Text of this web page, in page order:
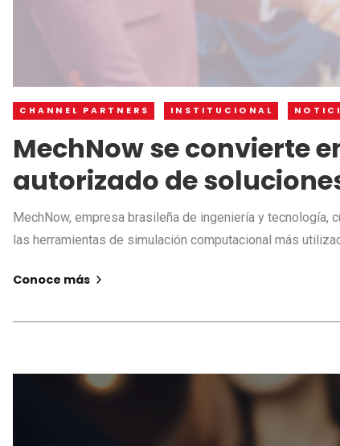
CHANNEL PARTNERS INSTITUCIONAL
MechNow se convierte
autorizado de
MechNow, empresa brasileña de ingeniería y tecnología,
las herramientas de simulación computacional más
Conoce más